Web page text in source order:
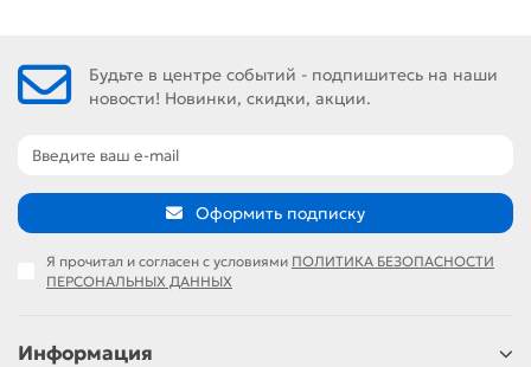
Будьте в центре событий - подпишитесь на наши
новости! Новинки, скидки, акции.
Оформить подписку
Я прочитал и согласен с условиями ПОЛИТИКА БЕЗОПАСНОСТИ
ПЕРСОНАЛЬНЫХ ДАННЫХ
Информация